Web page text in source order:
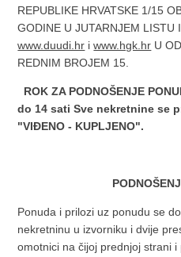
REPUBLIKE HRVATSKE 1/15
GODINE U JUTARNJEM LISTU
www.duudi.hr iwww.hgk.hr U
REDNIM BROJEM 15.
ROK ZA PODNOŠENJE
do 14 sati Sve nekretnine se
"VIĐENO - KUPLJENO".
Ponuda i prilozi uz ponudu se
nekretninu u izvorniku i dvije
omotnici na čijoj prednjoj strani i